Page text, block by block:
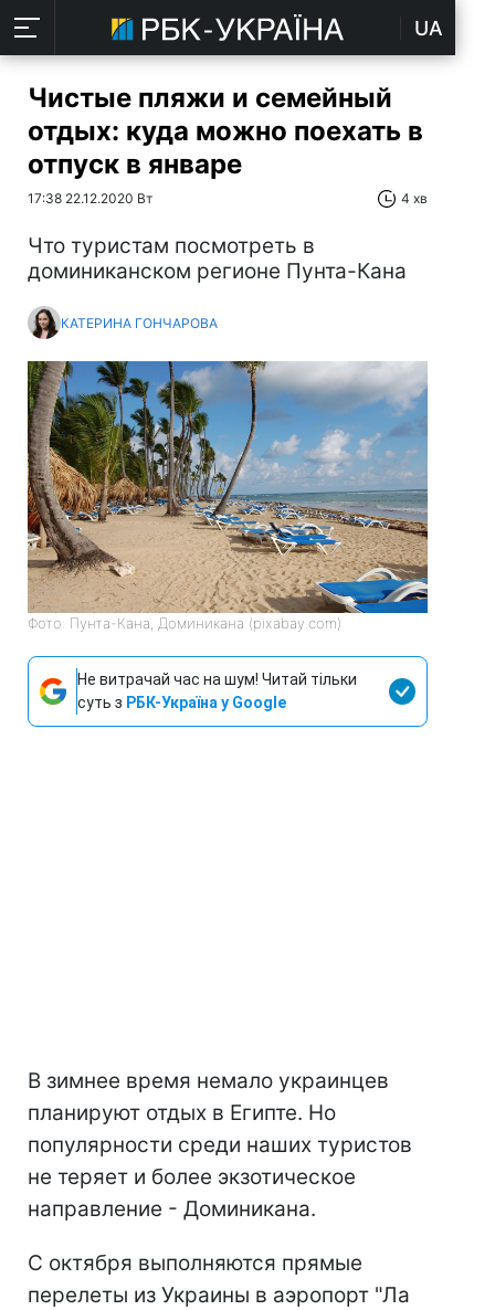
UA
Чистые пляжи и семейный
отдых: куда можно поехать в
отпуск в январе
17:38 22.12.2020 Вт 4 хв
Что туристам посмотреть в
доминиканском регионе Пунта-Кана
КАТЕРИНА ГОНЧАРОВА
Фото: Пунта-Кана, Доминикана (pixabay.com)
Не витрачай час на шум! Читай тільки
суть з РБК-Україна у Google
В зимнее время немало украинцев
планируют отдых в Египте. Но
популярности среди наших туристов
не теряет и более экзотическое
направление - Доминикана.
С октября выполняются прямые
перелеты из Украины в аэропорт "Ла